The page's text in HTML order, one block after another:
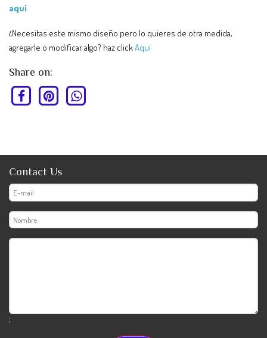
aquí
¿Necesitas este mismo diseño pero lo quieres de otra medida,
agregarle o modificar algo? haz clickAquí
Share on:
Contact Us
;